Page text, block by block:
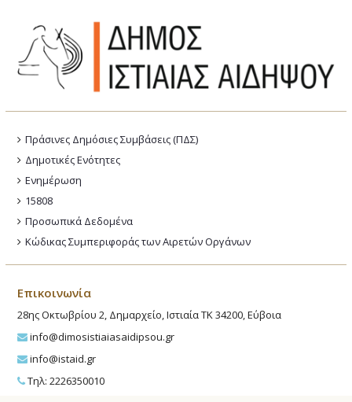
Πράσινες Δημόσιες Συμβάσεις (ΠΔΣ)
Δημοτικές Ενότητες
Ενημέρωση
15808
Προσωπικά Δεδομένα
Κώδικας Συμπεριφοράς των Αιρετών Οργάνων
Επικοινωνία
28ης Οκτωβρίου 2, Δημαρχείο, Ιστιαία ΤΚ 34200, Εύβοια
info@dimosistiaiasaidipsou.gr
info@istaid.gr
Τηλ: 2226350010